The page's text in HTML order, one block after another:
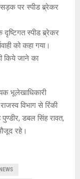
पर स्पीड ब्र्रेकर
दृष्टिगत स्पीड ब्र्रेकर
को कहा गया।
किये जाने का
भूलेखाधिकारी
विभाग से रिंकी
डबल सिंह रावत,
रहे।